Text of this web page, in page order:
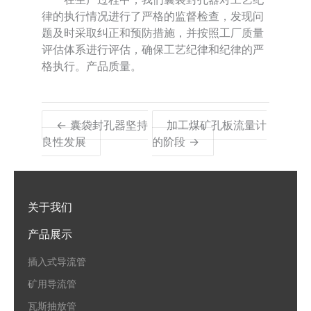
律的执行情况进行了严格的监督检查，发现问
题及时采取纠正和预防措施，并按照工厂质量
评估体系进行评估，确保工艺纪律和纪律的严
格执行。产品质量。
← 囊袋封孔器坚持
良性发展
加工煤矿孔板流量计
的阶段 →
关于我们
产品展示
插入式导流管
矿用导流管
瓦斯抽放管